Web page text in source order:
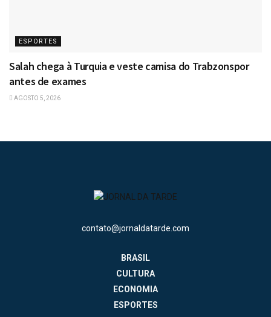
ESPORTES
Salah chega à Turquia e veste camisa do Trabzonspor
antes de exames
AGOSTO 5, 2026
contato@jornaldatarde.com
BRASIL
CULTURA
ECONOMIA
ESPORTES